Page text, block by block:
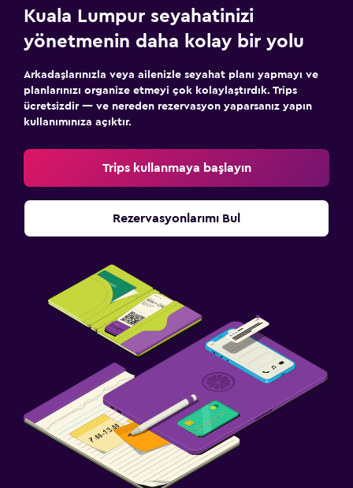
Kuala Lumpur seyahatinizi
yönetmenin daha kolay bir yolu
Arkadaşlarınızla veya ailenizle seyahat planı yapmayı ve
planlarınızı organize etmeyi çok kolaylaştırdık. Trips
ücretsizdir — ve nereden rezervasyon yaparsanız yapın
kullanımınıza açıktır.
Trips kullanmaya başlayın
Rezervasyonlarımı Bul